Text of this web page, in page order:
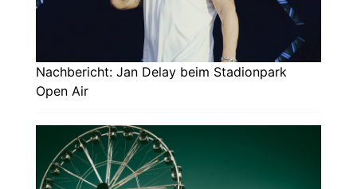
Nachbericht: Jan Delay beim Stadionpark
Open Air